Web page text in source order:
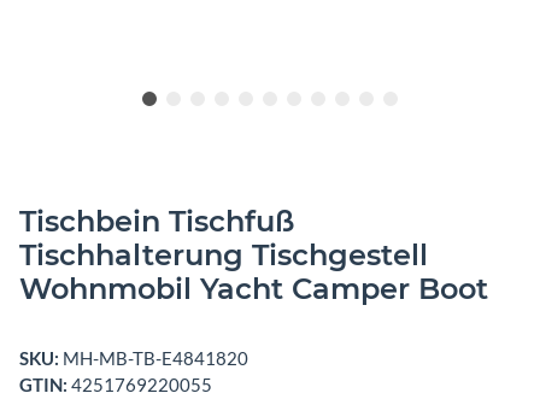
Tischbein Tischfuß
Tischhalterung Tischgestell
Wohnmobil Yacht Camper Boot
SKU: MH-MB-TB-E4841820
GTIN: 4251769220055